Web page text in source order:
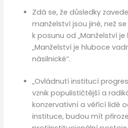
Zdá se, že důsledky
manželství jsou jiné, než
k posunu od „Manželství je
„Manželství je hluboce
násilnické“.
„Ovládnutí institucí
vznik populističtější a
konzervativní a věřící lidé
instituce, budou mít